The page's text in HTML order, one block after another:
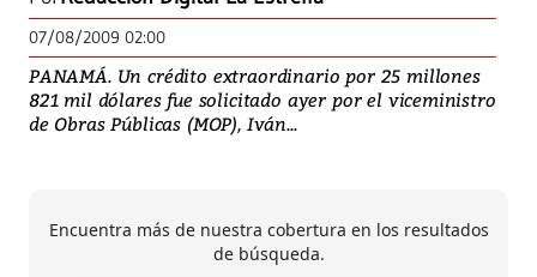
07/08/2009 02:00
PANAMÁ. Un crédito extraordinario por 25 millones
821 mil dólares fue solicitado ayer por el viceministro
de Obras Públicas (MOP), Iván...
Encuentra más de nuestra cobertura en los resultados
de búsqueda.